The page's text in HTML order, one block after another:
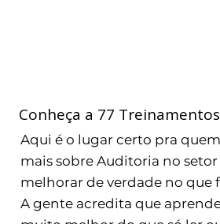
Conheça a 77 Treinamentos
Aqui é o lugar certo pra
mais sobre Auditoria no
melhorar de verdade no que
A gente acredita que